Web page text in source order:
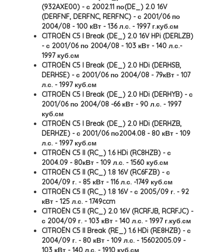
(932AXE00) - с 2002.11 по(DE_) 2.0 16V
(DERFNF, DERFNC, RERFNC) - с 2001/06 по
2004/08 - 100 кВт - 136 л.с. - 1997 г.куб.см
CITROËN C5 I Break (DE_) 2.0 16V HPi (DERLZB)
- с 2001/06 по 2004/08 - 103 кВт - 140 л.с.-
1997 куб.см
CITROËN C5 I Break (DE_) 2.0 HDi (DERHSB,
DERHSE) - с 2001/06 по 2004/08 - 79кВт - 107
л.с. - 1997 куб.см
CITROËN C5 I Break (DE_) 2.0 HDi (DERHYB) - с
2001/06 по 2004/08 -66 кВт - 90 л.с. - 1997
куб.см
CITROËN C5 I Break (DE_) 2.0 HDi (DERHZB,
DERHZE) - с 2001/06 по2004.08 - 80 кВт - 109
л.с. - 1997 куб.см
CITROËN C5 II (RC_) 1.6 HDi (RC8HZB) - с
2004.09 - 80кВт - 109 л.с. - 1560 куб.см
CITROËN C5 II (RC_) 1.8 16V (RC6FZB) - с
2004/09 г. - 85 кВт - 116 л.с. -1749 куб.см
CITROËN C5 II (RC_) 1.8 16V - с 2005/09 г. - 92
кВт - 125 л.с. - 1749ccm
CITROËN C5 II (RC_) 2.0 16V (RCRFJB, RCRFJC) -
с 2004/09 г. - 103 кВт - 140 л.с. - 1997 г.куб.см
CITROËN C5 II Break (RE_) 1.6 HDi (RE8HZB) - с
2004/09 г. - 80 кВт - 109 л.с. - 15602005.09 -
103 кВт - 140 л.с. - 1910 куб.см